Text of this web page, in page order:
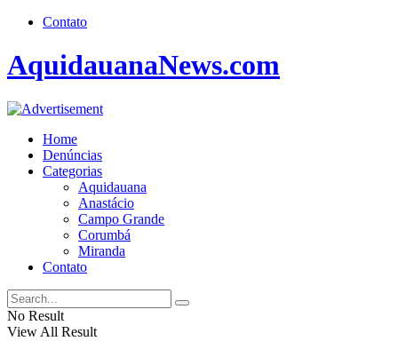
Contato
AquidauanaNews.com
Home
Denúncias
Categorias
Aquidauana
Anastácio
Campo Grande
Corumbá
Miranda
Contato
No Result
View All Result